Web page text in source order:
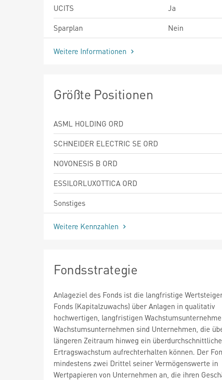
UCITS
Ja
Sparplan
Nein
Weitere Informationen
Größte Positionen
ASML HOLDING ORD
SCHNEIDER ELECTRIC SE ORD
NOVONESIS B ORD
ESSILORLUXOTTICA ORD
Sonstiges
Weitere Kennzahlen
Fondsstrategie
Anlageziel des Fonds ist die langfristige
Fonds (Kapitalzuwachs) über Anlagen in qualitativ
hochwertigen, langfristigen
Wachstumsunternehmen sind Unternehmen, die
längeren Zeitraum hinweg ein
Ertragswachstum aufrechterhalten können. Der
mindestens zwei Drittel seiner Vermögenswerte in
Wertpapieren von Unternehmen an, die ihren